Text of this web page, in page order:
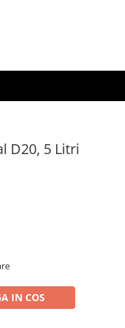
D20, 5 Litri
IN COS